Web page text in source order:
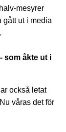
mesyrer
gått ut i media
som åkte ut i
också letat
våras det för